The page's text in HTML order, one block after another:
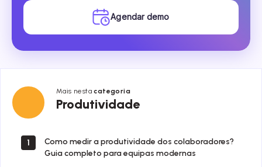
Agendar demo
Mais nestacategoria
Produtividade
Produtividade
1
Como medir a produtividade dos colaboradores?
Guia completo para equipas modernas